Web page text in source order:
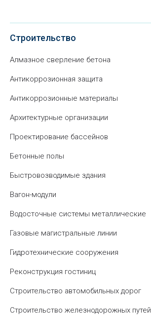
Строительство
Алмазное сверление бетона
Антикоррозионная защита
Антикоррозионные материалы
Архитектурные организации
Проектирование бассейнов
Бетонные полы
Быстровозводимые здания
Вагон-модули
Водосточные системы металлические
Газовые магистральные линии
Гидротехнические сооружения
Реконструкция гостиниц
Строительство автомобильных дорог
Строительство железнодорожных путей